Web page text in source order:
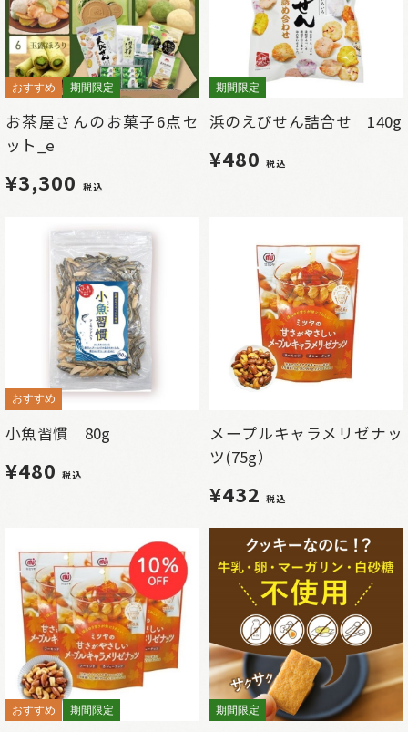
おすすめ 期間限定
お茶屋さんのお菓子6点セ
ット_e
¥3,300 税込
期間限定
浜のえびせん詰合せ 140g
¥480税込
おすすめ
小魚習慣 80g
¥480税込
メープルキャラメリゼナッ
ツ(75g）
¥432税込
おすすめ 期間限定 期間限定